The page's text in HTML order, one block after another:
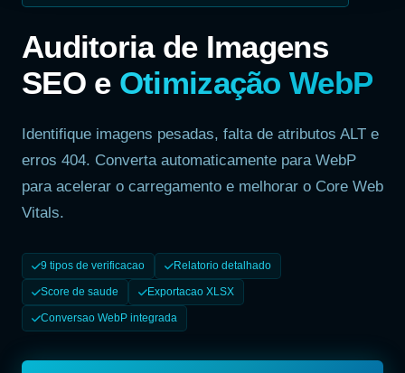
Auditoria de Imagens
SEO e Otimização WebP
Identifique imagens pesadas, falta de atributos ALT e
erros 404. Converta automaticamente para WebP
para acelerar o carregamento e melhorar o Core Web
Vitals.
9 tipos de verificacao Relatorio detalhado
Score de saude Exportacao XLSX
Conversao WebP integrada